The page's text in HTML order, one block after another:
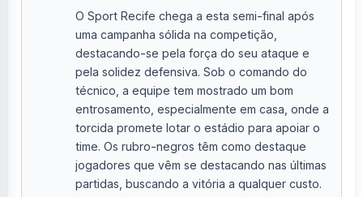
O Sport Recife chega a esta semi-final após
uma campanha sólida na competição,
destacando-se pela força do seu ataque e
pela solidez defensiva. Sob o comando do
técnico, a equipe tem mostrado um bom
entrosamento, especialmente em casa, onde a
torcida promete lotar o estádio para apoiar o
time. Os rubro-negros têm como destaque
jogadores que vêm se destacando nas últimas
partidas, buscando a vitória a qualquer custo.